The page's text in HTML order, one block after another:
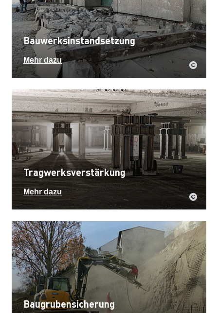
Bauwerksinstandsetzung
Mehr dazu
Tragwerksverstärkung
Mehr dazu
Baugrubensicherung